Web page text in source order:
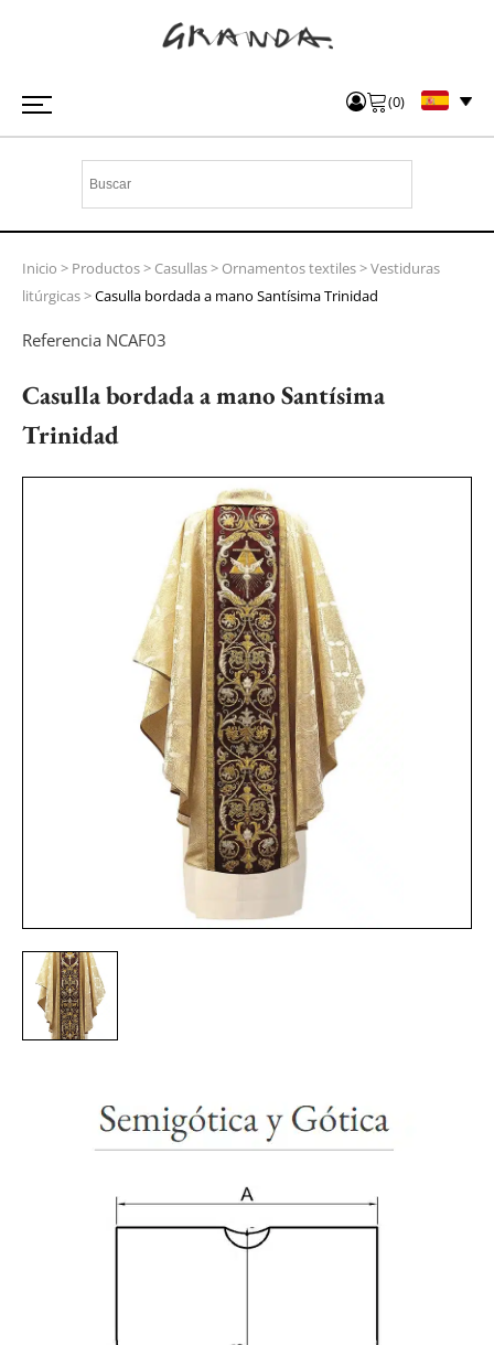
(0)
Inicio > Productos> Casullas> Ornamentos textiles>Vestiduras
litúrgicas>Casulla bordada a mano Santísima Trinidad
Referencia NCAF03
Casulla bordada a mano Santísima
Trinidad